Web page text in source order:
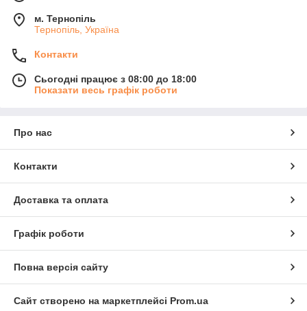
м. Тернопіль
Тернопіль, Україна
Контакти
Сьогодні працює з 08:00 до 18:00
Показати весь графік роботи
Про нас
Контакти
Доставка та оплата
Графік роботи
Повна версія сайту
Сайт створено на маркетплейсі Prom.ua